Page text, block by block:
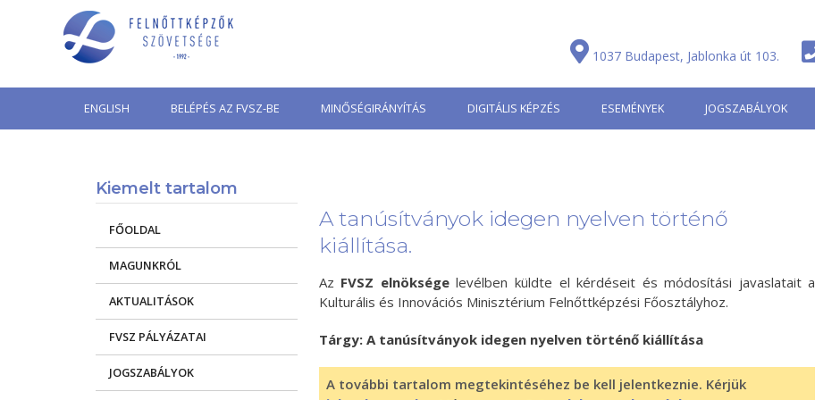
1037 Budapest, Jablonka út 103.
ENGLISH BELÉPÉS AZ FVSZ-BE MINŐSÉGIRÁNYÍTÁS DIGITÁLIS KÉPZÉS ESEMÉNYEK JOGSZABÁLYOK
A tanúsítványok idegen nyelven történő
kiállítása.
Az FVSZ elnökségelevélben küldte el kérdéseit és módosítási javaslatait a
Kulturális és Innovációs Minisztérium Felnőttképzési Főosztályhoz.
Tárgy: A tanúsítványok idegen nyelven történő kiállítása
A további tartalom megtekintéséhez be kell jelentkeznie. Kérjük
Kiemelt tartalom
FŐOLDAL
MAGUNKRÓL
AKTUALITÁSOK
FVSZ PÁLYÁZATAI
JOGSZABÁLYOK